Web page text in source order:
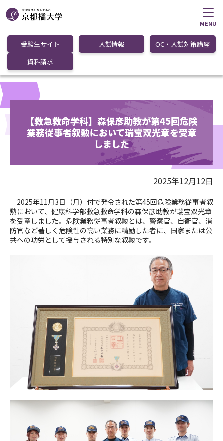
MENU
受験生サイト 入試情報
OC・入試対策講座
資料請求
【救急救命学科】森保彦助教が第45回危険
業務従事者叙勲において瑞宝双光章を受章
しました
2025年12月12日
2025年11月3日（月）付で発令された第45回危険業務従事者叙
勲において、健康科学部救急救命学科の森保彦助教が瑞宝双光章
を受章しました。危険業務従事者叙勲とは、警察官、自衛官、消
防官など著しく危険性の高い業務に精励した者に、国家または公
共への功労として授与される特別な叙勲です。